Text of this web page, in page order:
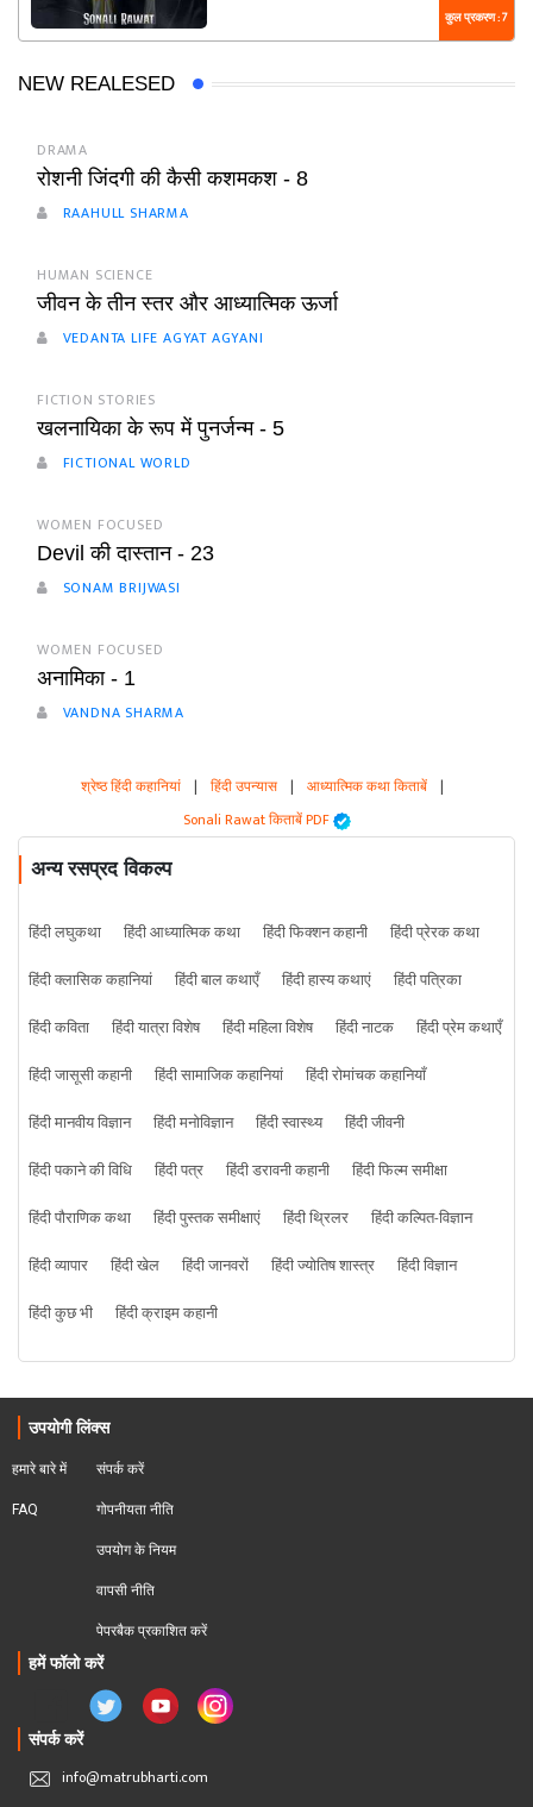
कुल प्रकरण : 7
NEW REALESED
DRAMA
रोशनी जिंदगी की कैसी कशमकश - 8
RAAHULL SHARMA
HUMAN SCIENCE
जीवन के तीन स्तर और आध्यात्मिक ऊर्जा
VEDANTA LIFE AGYAT AGYANI
FICTION STORIES
खलनायिका के रूप में पुनर्जन्म - 5
FICTIONAL WORLD
WOMEN FOCUSED
Devil की दास्तान - 23
SONAM BRIJWASI
WOMEN FOCUSED
अनामिका - 1
VANDNA SHARMA
श्रेष्ठ हिंदी कहानियां | हिंदी उपन्यास | आध्यात्मिक कथा किताबें |
Sonali Rawat किताबें PDF
अन्य रसप्रद विकल्प
हिंदी लघुकथा हिंदी आध्यात्मिक कथा हिंदी फिक्शन कहानी
हिंदी प्रेरक कथा
हिंदी क्लासिक कहानियां
हिंदी बाल कथाएँ हिंदी हास्य कथाएं
हिंदी पत्रिका
हिंदी कविता
हिंदी यात्रा विशेष हिंदी महिला विशेष हिंदी नाटक
हिंदी प्रेम कथाएँ
हिंदी जासूसी कहानी
हिंदी सामाजिक कहानियां
हिंदी रोमांचक कहानियाँ
हिंदी मानवीय विज्ञान
हिंदी मनोविज्ञान हिंदी स्वास्थ्य
हिंदी जीवनी
हिंदी पकाने की विधि
हिंदी पत्र हिंदी डरावनी कहानी
हिंदी फिल्म समीक्षा
हिंदी पौराणिक कथा
हिंदी पुस्तक समीक्षाएं हिंदी थ्रिलर
हिंदी कल्पित-विज्ञान
हिंदी व्यापार
हिंदी खेल हिंदी जानवरों हिंदी ज्योतिष शास्त्र
हिंदी विज्ञान
हिंदी कुछ भी
हिंदी क्राइम कहानी
उपयोगी लिंक्स
हमारे बारे में
FAQ
संपर्क करें
गोपनीयता नीति
उपयोग के नियम
वापसी नीति
पेपरबैक प्रकाशित करें
हमें फॉलो करें
संपर्क करें
info@matrubharti.com